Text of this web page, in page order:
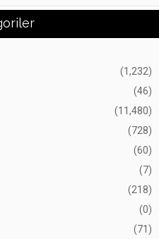
(1,232)
(46)
(11,480)
(728)
(60)
(7)
(218)
(0)
(71)